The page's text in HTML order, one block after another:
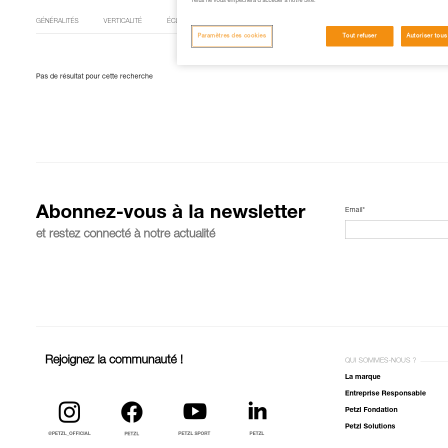
GÉNÉRALITÉS VERTICALITÉ ÉCLAIRAGE
Pas de résultat pour cette recherche
Abonnez-vous à la newsletter
et restez connecté à notre actualité
Email*
Rejoignez la communauté ! QUI SOMMES-NOUS ?
La marque
Entreprise Responsable
Petzl Fondation
Petzl Solutions
Tout refuser Autoriser
Paramètres des cookies